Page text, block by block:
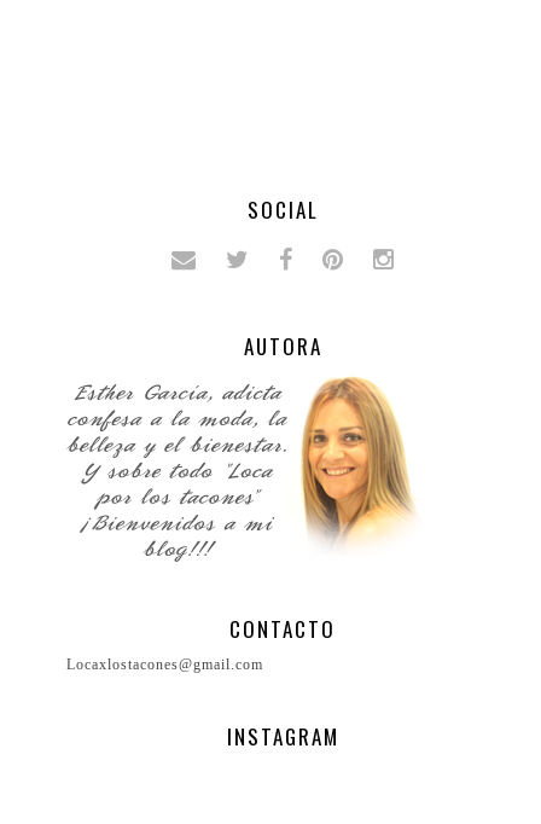
SOCIAL
AUTORA
CONTACTO
Locaxlostacones@gmail.com
INSTAGRAM